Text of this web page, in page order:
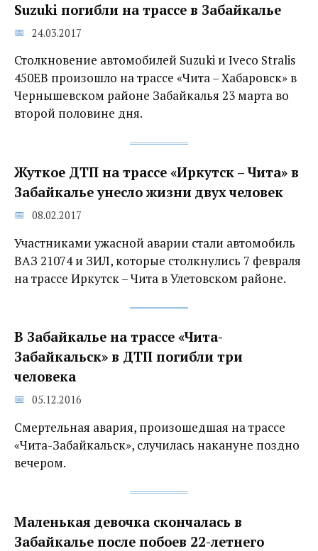
Suzuki погибли на трассе в Забайкалье
24.03.2017
Столкновение автомобилей Suzuki и Iveco Stralis
450EB произошло на трассе «Чита – Хабаровск» в
Чернышевском районе Забайкалья 23 марта во
второй половине дня.
Жуткое ДТП на трассе «Иркутск – Чита» в
Забайкалье унесло жизни двух человек
08.02.2017
Участниками ужасной аварии стали автомобиль
ВАЗ 21074 и ЗИЛ, которые столкнулись 7 февраля
на трассе Иркутск – Чита в Улетовском районе.
В Забайкалье на трассе «Чита-
Забайкальск» в ДТП погибли три
человека
05.12.2016
Смертельная авария, произошедшая на трассе
«Чита-Забайкальск», случилась накануне поздно
вечером.
Маленькая девочка скончалась в
Забайкалье после побоев 22-летнего